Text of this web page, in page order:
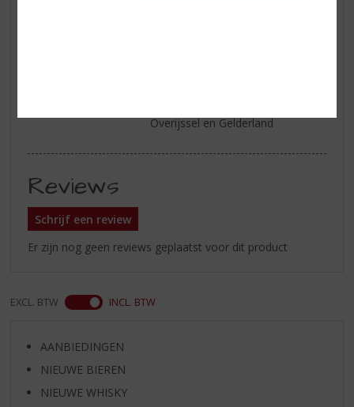
Overijssel en Gelderland
Reviews
Schrijf een review
Er zijn nog geen reviews geplaatst voor dit product
EXCL. BTW INCL. BTW
AANBIEDINGEN
NIEUWE BIEREN
NIEUWE WHISKY